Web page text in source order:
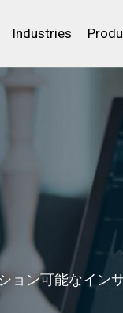
Industries
Product
ョン可能なイン